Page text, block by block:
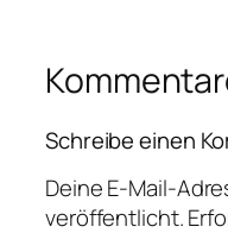
Schreibe einen
Deine E-Mail-
veröffentlicht.